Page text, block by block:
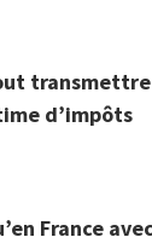
d’impôts
France